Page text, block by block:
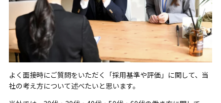
よく面接時にご質問をいただく「採用基準や評価」に関して、当
社の考え方について述べたいと思います。